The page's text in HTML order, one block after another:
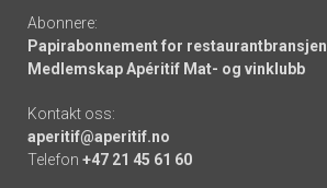
Abonnere:
Papirabonnement for restaurantbransjen
Medlemskap Apéritif Mat- og vinklubb
Kontakt oss:
aperitif@aperitif.no
Telefon +47 21 45 61 60